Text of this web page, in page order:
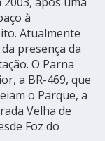
à
Atualmente
presença da
O Parna
a BR-469, que
o Parque, a
Velha de
Foz do